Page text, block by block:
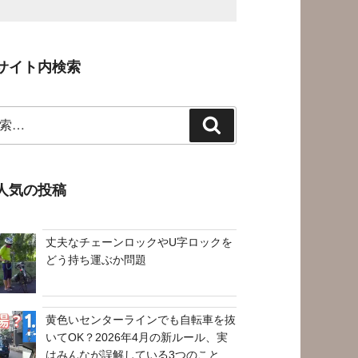
イト内検索
索
気の投稿
丈夫なチェーンロックやU字ロックを
どう持ち運ぶか問題
黄色いセンターラインでも自転車を抜
いてOK？2026年4月の新ルール、実
はみんなが誤解している3つのこと